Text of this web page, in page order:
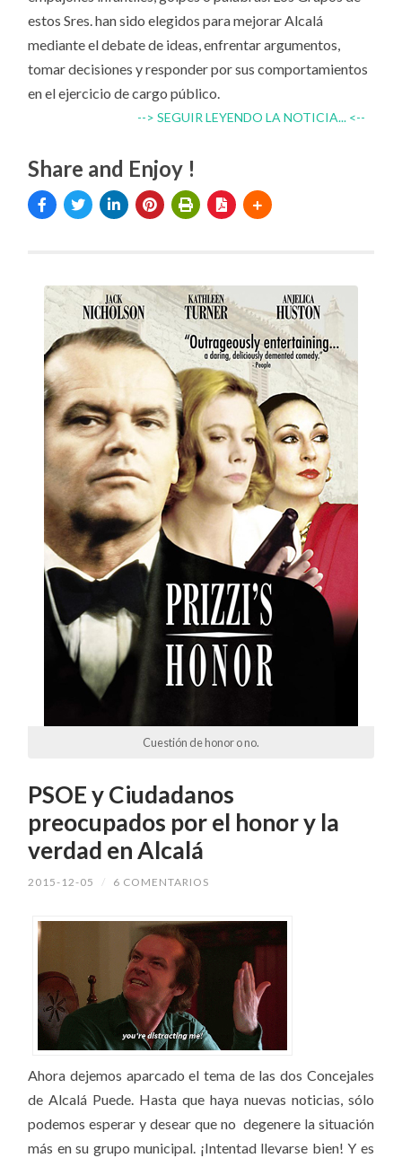
estos Sres. han sido elegidos para mejorar Alcalá
mediante el debate de ideas, enfrentar argumentos,
tomar decisiones y responder por sus comportamientos
en el ejercicio de cargo público.
--> SEGUIR LEYENDO LA NOTICIA... <--
Share and Enjoy !
Cuestión de honor o no.
PSOE y Ciudadanos
preocupados por el honor y la
verdad en Alcalá
2015-12-05 / 6 COMENTARIOS
Ahora dejemos aparcado el tema de las dos Concejales
de Alcalá Puede. Hasta que haya nuevas noticias, sólo
podemos esperar y desear que no degenere la situación
más en su grupo municipal. ¡Intentad llevarse bien! Y es